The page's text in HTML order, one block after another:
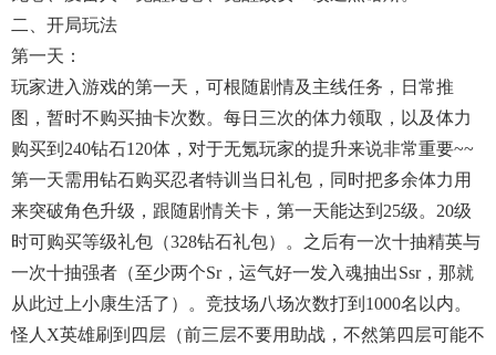
二、开局玩法
第一天：
玩家进入游戏的第一天，可根随剧情及主线任务，日常推
图，暂时不购买抽卡次数。每日三次的体力领取，以及体力
购买到240钻石120体，对于无氪玩家的提升来说非常重要~~
第一天需用钻石购买忍者特训当日礼包，同时把多余体力用
来突破角色升级，跟随剧情关卡，第一天能达到25级。20级
时可购买等级礼包（328钻石礼包）。之后有一次十抽精英与
一次十抽强者（至少两个sr，运气好一发入魂抽出ssr，那就
从此过上小康生活了）。竞技场八场次数打到1000名以内。
怪人X英雄刷到四层（前三层不要用助战，不然第四层可能不